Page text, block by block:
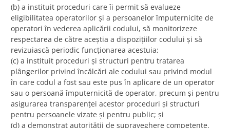
(b) a instituit proceduri care îi permit să evalueze
eligibilitatea operatorilor și a persoanelor împuternicite de
operatori în vederea aplicării codului, să monitorizeze
respectarea de către aceștia a dispozițiilor codului și să
revizuiască periodic funcționarea acestuia;
(c) a instituit proceduri și structuri pentru tratarea
plângerilor privind încălcări ale codului sau privind modul
în care codul a fost sau este pus în aplicare de un operator
sau o persoană împuternicită de operator, precum și pentru
asigurarea transparenței acestor proceduri și structuri
pentru persoanele vizate și pentru public; și
(d) a demonstrat autorității de supraveghere competente,